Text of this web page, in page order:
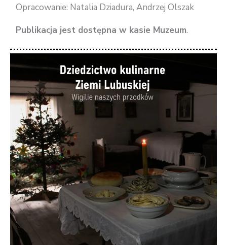
Opracowanie: Natalia Dziadura, Andrzej Olszak
Publikacja jest dostępna w kasie Muzeum.